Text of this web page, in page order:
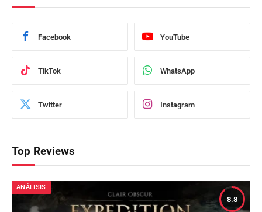
Facebook YouTube
TikTok WhatsApp
Twitter Instagram
Top Reviews
8.8
ANÁLISIS